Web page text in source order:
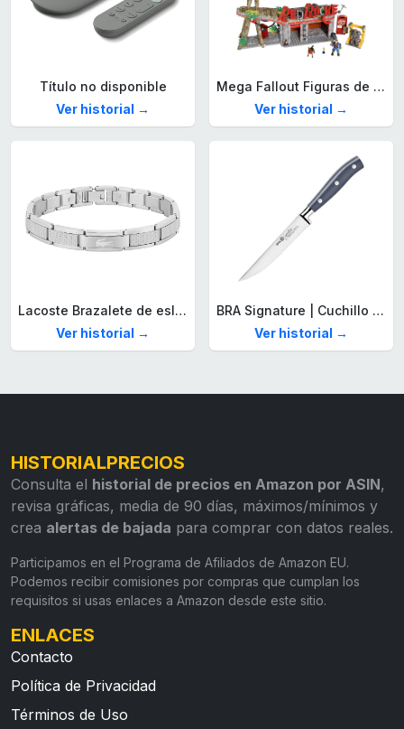
Título no disponible
Ver historial →
Mega Fallout Figuras de acción y Juguetes de construcción, Parada de Camiones Red Rocket con 824 Piezas, 2 Personajes articulados y Accesorios, para coleccionistas, HXT00
Ver historial →
Lacoste Brazalete de eslabón para Hombre Colección STENCIL de Acero inoxidable
Ver historial →
BRA Signature | Cuchillo tomatero 120 mm, Acero Inoxidable alemán forjado con Molibdeno Vanadio, Mango Remachado ABS, Diseño Ergonómico, Hoja 1,6 mm espesor
Ver historial →
HISTORIALPRECIOS
Consulta el historial de precios en Amazon por ASIN,
revisa gráficas, media de 90 días, máximos/mínimos y
crea alertas de bajada para comprar con datos reales.
Participamos en el Programa de Afiliados de Amazon EU.
Podemos recibir comisiones por compras que cumplan los
requisitos si usas enlaces a Amazon desde este sitio.
ENLACES
Contacto
Política de Privacidad
Términos de Uso